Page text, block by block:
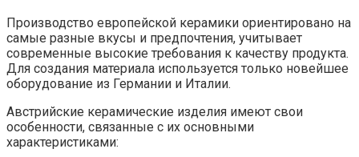
Производство европейской керамики ориентировано на
самые разные вкусы и предпочтения, учитывает
современные высокие требования к качеству продукта.
Для создания материала используется только новейшее
оборудование из Германии и Италии.
Австрийские керамические изделия имеют свои
особенности, связанные с их основными
характеристиками: